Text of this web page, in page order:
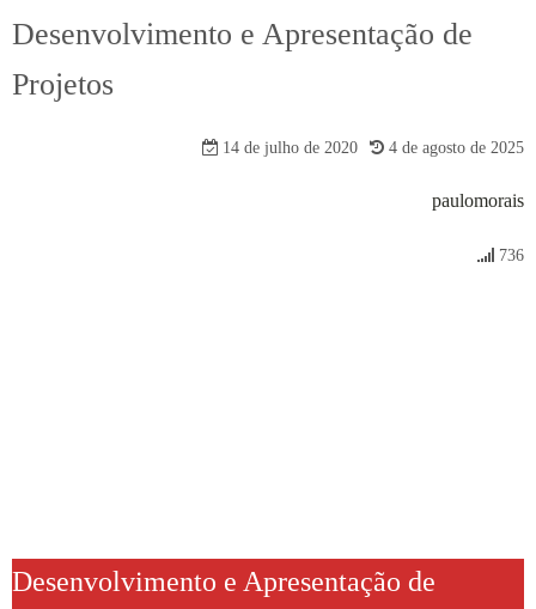
Desenvolvimento e Apresentação de
Projetos
14 de julho de 2020 4 de agosto de 2025
paulomorais
736
Desenvolvimento e Apresentação de